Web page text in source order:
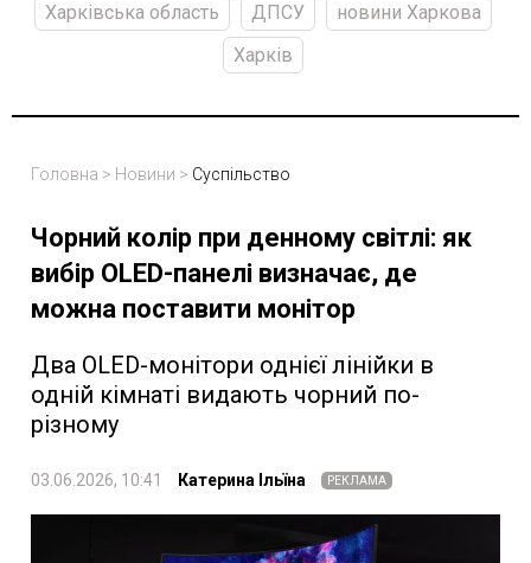
Харківська область
ДПСУ
новини Харкова
Харків
Головна > Новини > Суспільство
Чорний колір при денному світлі: як
вибір OLED-панелі визначає, де
можна поставити монітор
Два OLED-монітори однієї лінійки в
одній кімнаті видають чорний по-
різному
03.06.2026, 10:41 Катерина Ільїна РЕКЛАМА